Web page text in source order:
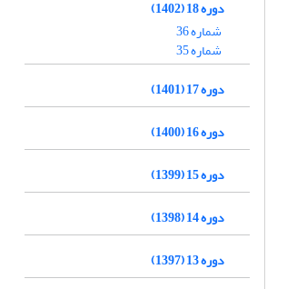
دوره 18 (1402)
شماره 36
شماره 35
دوره 17 (1401)
دوره 16 (1400)
دوره 15 (1399)
دوره 14 (1398)
دوره 13 (1397)